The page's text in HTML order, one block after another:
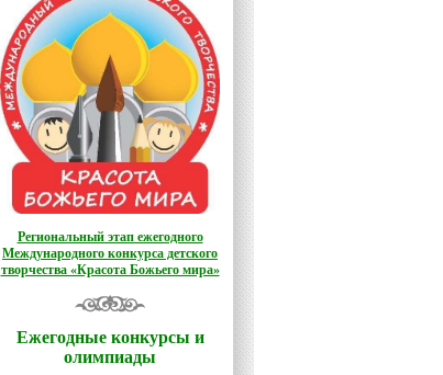
Региональный этап ежегодного
Международного конкурса детского
творчества «Красота Божьего мира»
Ежегодные конкурсы и
олимпиады